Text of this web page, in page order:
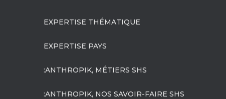
EXPERTISE THÉMATIQUE
EXPERTISE PAYS
:ANTHROPIK, MÉTIERS SHS
:ANTHROPIK, NOS SAVOIR-FAIRE SHS